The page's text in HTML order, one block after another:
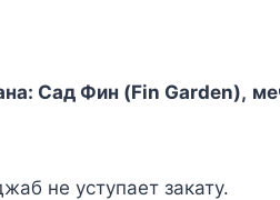
Сад Фин (Fin Garden),
не уступает закату.